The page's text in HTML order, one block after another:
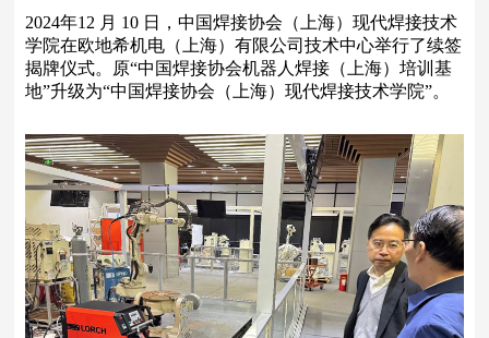
2024年12 月 10 日，中国焊接协会（上海）现代焊接技术
学院在欧地希机电（上海）有限公司技术中心举行了续签
揭牌仪式。原“中国焊接协会机器人焊接（上海）培训基
地”升级为“中国焊接协会（上海）现代焊接技术学院”。